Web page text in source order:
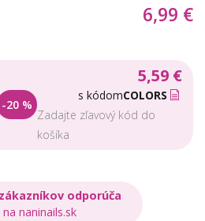
6,99 €
-20 %
5,59 €
s kódomCOLORS
Zadajte zľavový kód do
košíka
odporúča
naninails.sk